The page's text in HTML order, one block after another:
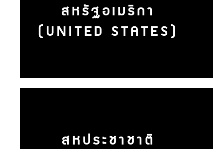
สหรัฐอเมริกา
(UNITED STATES)
สหประชาชาติ